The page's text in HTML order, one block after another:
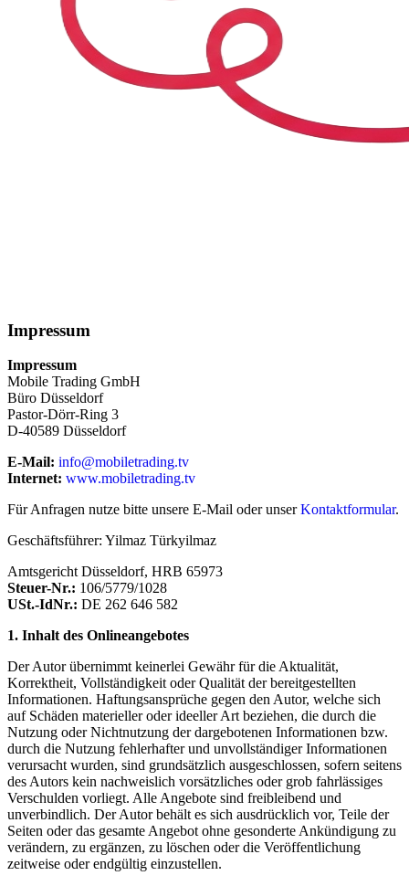
Skip to content
Impressum
Impressum
Mobile Trading GmbH
Büro Düsseldorf
Pastor-Dörr-Ring 3
D-40589 Düsseldorf
E-Mail: info@mobiletrading.tv
Internet: www.mobiletrading.tv
Für Anfragen nutze bitte unsere E-Mail oder unserKontaktformular.
Geschäftsführer: Yilmaz Türkyilmaz
Amtsgericht Düsseldorf, HRB 65973
Steuer-Nr.: 106/5779/1028
USt.-IdNr.: DE 262 646 582
1. Inhalt des Onlineangebotes
Der Autor übernimmt keinerlei Gewähr für die Aktualität,
Korrektheit, Vollständigkeit oder Qualität der bereitgestellten
Informationen. Haftungsansprüche gegen den Autor, welche sich
auf Schäden materieller oder ideeller Art beziehen, die durch die
Nutzung oder Nichtnutzung der dargebotenen Informationen bzw.
durch die Nutzung fehlerhafter und unvollständiger Informationen
verursacht wurden, sind grundsätzlich ausgeschlossen, sofern seitens
des Autors kein nachweislich vorsätzliches oder grob fahrlässiges
Verschulden vorliegt. Alle Angebote sind freibleibend und
unverbindlich. Der Autor behält es sich ausdrücklich vor, Teile der
Seiten oder das gesamte Angebot ohne gesonderte Ankündigung zu
verändern, zu ergänzen, zu löschen oder die Veröffentlichung
zeitweise oder endgültig einzustellen.